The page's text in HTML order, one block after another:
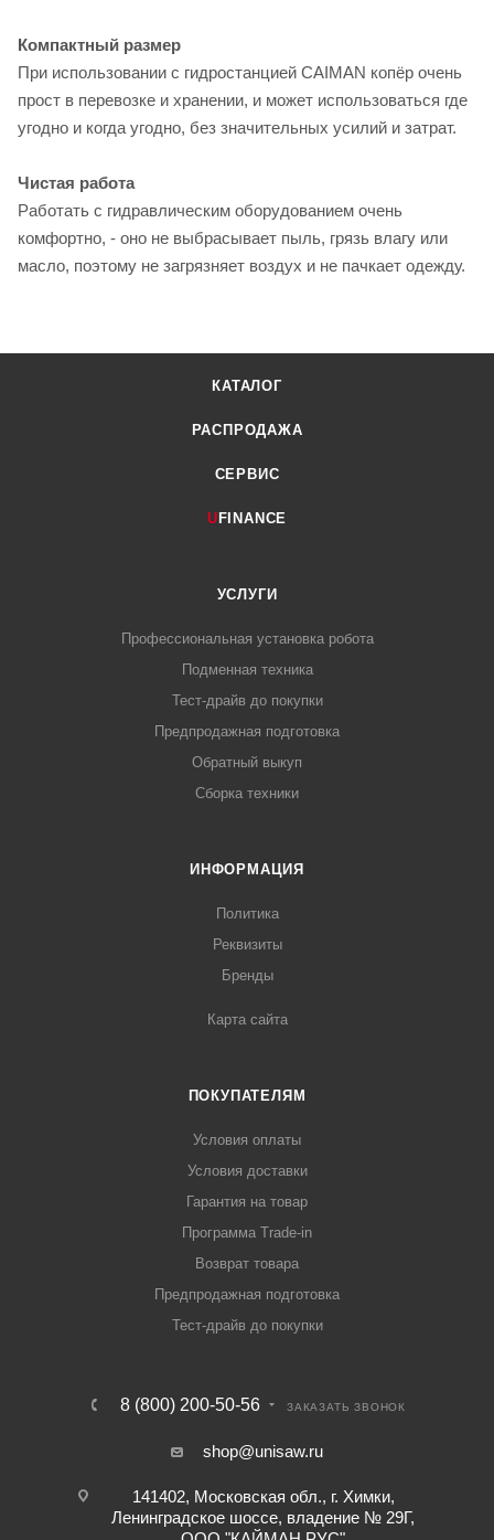
Компактный размер
При использовании с гидростанцией CAIMAN копёр очень
прост в перевозке и хранении, и может использоваться где
угодно и когда угодно, без значительных усилий и затрат.
Чистая работа
Работать с гидравлическим оборудованием очень
комфортно, - оно не выбрасывает пыль, грязь влагу или
масло, поэтому не загрязняет воздух и не пачкает одежду.
КАТАЛОГ
РАСПРОДАЖА
СЕРВИС
U FINANCE
УСЛУГИ
Профессиональная установка робота
Подменная техника
Тест-драйв до покупки
Предпродажная подготовка
Обратный выкуп
Сборка техники
ИНФОРМАЦИЯ
Политика
Реквизиты
Бренды
Карта сайта
ПОКУПАТЕЛЯМ
Условия оплаты
Условия доставки
Гарантия на товар
Программа Trade-in
Возврат товара
Предпродажная подготовка
Тест-драйв до покупки
8 (800) 200-50-56 ЗАКАЗАТЬ ЗВОНОК
shop@unisaw.ru
141402, Московская обл., г. Химки,
Ленинградское шоссе, владение № 29Г,